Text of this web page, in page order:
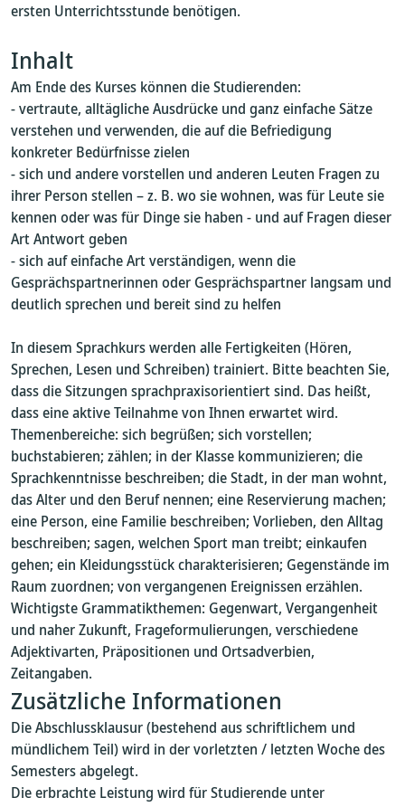
ersten Unterrichtsstunde benötigen.
Inhalt
Am Ende des Kurses können die Studierenden:
- vertraute, alltägliche Ausdrücke und ganz einfache Sätze
verstehen und verwenden, die auf die Befriedigung
konkreter Bedürfnisse zielen
- sich und andere vorstellen und anderen Leuten Fragen zu
ihrer Person stellen – z. B. wo sie wohnen, was für Leute sie
kennen oder was für Dinge sie haben - und auf Fragen dieser
Art Antwort geben
- sich auf einfache Art verständigen, wenn die
Gesprächspartnerinnen oder Gesprächspartner langsam und
deutlich sprechen und bereit sind zu helfen
In diesem Sprachkurs werden alle Fertigkeiten (Hören,
Sprechen, Lesen und Schreiben) trainiert. Bitte beachten Sie,
dass die Sitzungen sprachpraxisorientiert sind. Das heißt,
dass eine aktive Teilnahme von Ihnen erwartet wird.
Themenbereiche: sich begrüßen; sich vorstellen;
buchstabieren; zählen; in der Klasse kommunizieren; die
Sprachkenntnisse beschreiben; die Stadt, in der man wohnt,
das Alter und den Beruf nennen; eine Reservierung machen;
eine Person, eine Familie beschreiben; Vorlieben, den Alltag
beschreiben; sagen, welchen Sport man treibt; einkaufen
gehen; ein Kleidungsstück charakterisieren; Gegenstände im
Raum zuordnen; von vergangenen Ereignissen erzählen.
Wichtigste Grammatikthemen: Gegenwart, Vergangenheit
und naher Zukunft, Frageformulierungen, verschiedene
Adjektivarten, Präpositionen und Ortsadverbien,
Zeitangaben.
Zusätzliche Informationen
Die Abschlussklausur (bestehend aus schriftlichem und
mündlichem Teil) wird in der vorletzten / letzten Woche des
Semesters abgelegt.
Die erbrachte Leistung wird für Studierende unter